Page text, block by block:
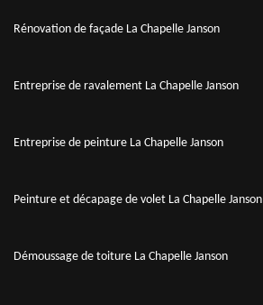
Rénovation de façade La Chapelle Janson
Entreprise de ravalement La Chapelle Janson
Entreprise de peinture La Chapelle Janson
Peinture et décapage de volet La Chapelle Janson
Démoussage de toiture La Chapelle Janson